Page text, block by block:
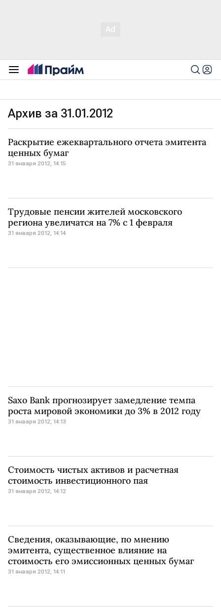
Архив за 31.01.2012
Раскрытие ежеквартального отчета эмитента
ценных бумаг
31 января 2012, 14:15
Трудовые пенсии жителей московского
региона увеличатся на 7% с 1 февраля
31 января 2012, 14:14
Saxo Bank прогнозирует замедление темпа
роста мировой экономики до 3% в 2012 году
31 января 2012, 14:13
Стоимость чистых активов и расчетная
стоимость инвестиционного пая
31 января 2012, 14:12
Сведения, оказывающие, по мнению
эмитента, существенное влияние на
стоимость его эмиссионных ценных бумаг
31 января 2012, 14:11